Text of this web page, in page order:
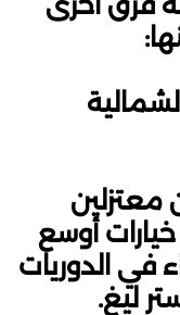
معتزلين
خيارات أوسع
في الدوريات
ليغ.